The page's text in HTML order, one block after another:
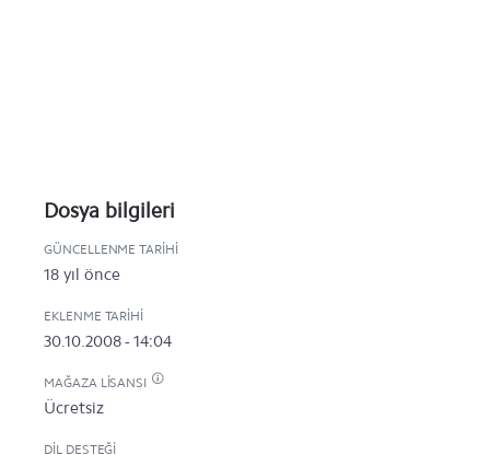
Dosya bilgileri
GÜNCELLENME TARIHI
18 yıl önce
EKLENME TARIHI
30.10.2008 - 14:04
MAĞAZA LISANSI
Ücretsiz
DIL DESTEĞI